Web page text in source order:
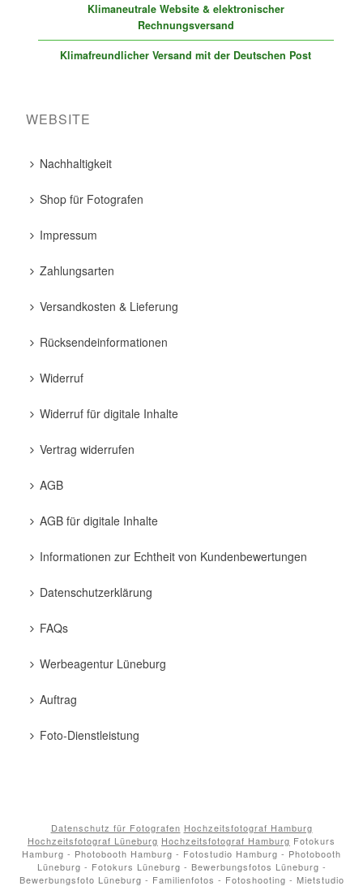
Klimaneutrale Website & elektronischer
Rechnungsversand
Klimafreundlicher Versand mit der Deutschen Post
WEBSITE
Nachhaltigkeit
Shop für Fotografen
Impressum
Zahlungsarten
Versandkosten & Lieferung
Rücksendeinformationen
Widerruf
Widerruf für digitale Inhalte
Vertrag widerrufen
AGB
AGB für digitale Inhalte
Informationen zur Echtheit von Kundenbewertungen
Datenschutzerklärung
FAQs
Werbeagentur Lüneburg
Auftrag
Foto-Dienstleistung
Datenschutz für Fotografen Hochzeitsfotograf Hamburg
Hochzeitsfotograf Lüneburg Hochzeitsfotograf Hamburg Fotokurs
Hamburg - Photobooth Hamburg - Fotostudio Hamburg - Photobooth
Lüneburg - Fotokurs Lüneburg - Bewerbungsfotos Lüneburg -
Bewerbungsfoto Lüneburg - Familienfotos - Fotoshooting - Mietstudio